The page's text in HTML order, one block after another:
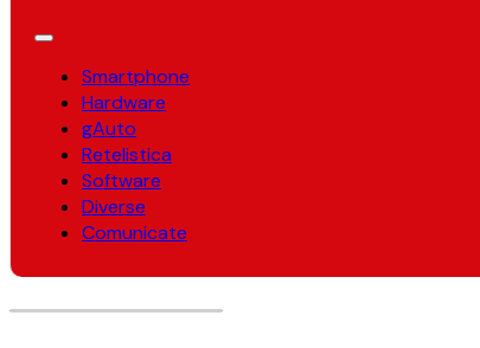
Smartphone
Hardware
gAuto
Retelistica
Software
Diverse
Comunicate